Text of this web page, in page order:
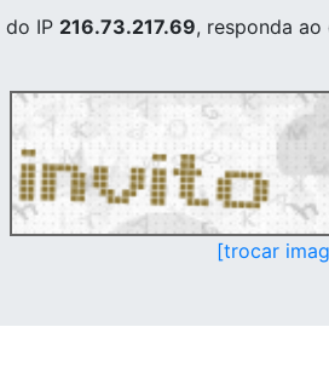
do IP 216.73.217.69, responda
[trocar